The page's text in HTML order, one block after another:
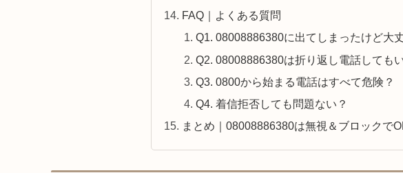
FAQ｜よくある質問
Q1. 08008886380に出てしまったけど大
Q2. 08008886380は折り返し電話しても
Q3. 0800から始まる電話はすべて危険？
Q4. 着信拒否しても問題ない？
まとめ｜08008886380は無視＆ブロックで